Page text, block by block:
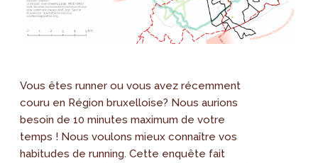
Vous êtes runner ou vous avez récemment
couru en Région bruxelloise? Nous aurions
besoin de 10 minutes maximum de votre
temps ! Nous voulons mieux connaître vos
habitudes de running. Cette enquête fait